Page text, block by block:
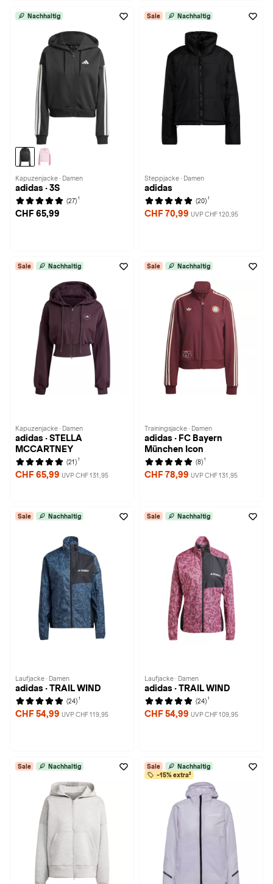
Nachhaltig
Kapuzenjacke · Damen
adidas · 3S
(27) 1
CHF 65,99
Sale Nachhaltig
Steppjacke · Damen
adidas
(20) 1
CHF 70,99 UVP CHF 120,95
Sale Nachhaltig
Kapuzenjacke · Damen
adidas · STELLA
MCCARTNEY
(21) 1
CHF 65,99 UVP CHF 131,95
Sale Nachhaltig
Trainingsjacke · Damen
adidas · FC Bayern
München Icon
(8) 1
CHF 78,99 UVP CHF 131,95
Sale Nachhaltig
Laufjacke · Damen
adidas · TRAIL WIND
(24) 1
CHF 54,99 UVP CHF 119,95
Sale Nachhaltig
Laufjacke · Damen
adidas · TRAIL WIND
(24) 1
CHF 54,99 UVP CHF 109,95
Sale Nachhaltig Sale
Nachhaltig
-15% extra²